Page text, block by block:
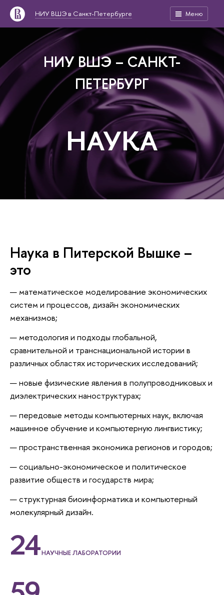
НИУ ВШЭ в Санкт-Петербурге Меню
НИУ ВШЭ – САНКТ-
ПЕТЕРБУРГ
НАУКА
Наука в Питерской Вышке –
это
математическое моделирование экономических
систем и процессов, дизайн экономических
механизмов;
методология и подходы глобальной,
сравнительной и транснациональной истории в
различных областях исторических исследований;
новые физические явления в полупроводниковых и
диэлектрических наноструктурах;
передовые методы компьютерных наук, включая
машинное обучение и компьютерную лингвистику;
пространственная экономика регионов и городов;
социально-экономическое и политическое
развитие обществ и государств мира;
структурная биоинформатика и компьютерный
молекулярный дизайн.
24НАУЧНЫЕ ЛАБОРАТОРИИ